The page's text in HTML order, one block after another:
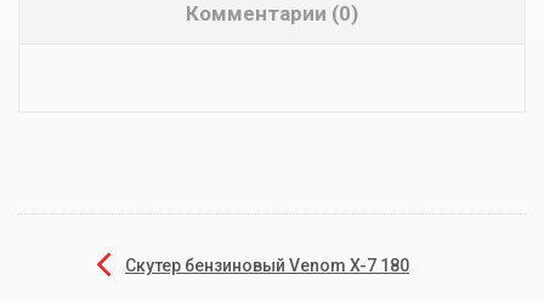
Комментарии (0)
Скутер бензиновый Venom X-7 180